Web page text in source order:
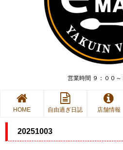
営業時間 ９：００～
HOME 自由過ぎ日誌 店舗情報
20251003